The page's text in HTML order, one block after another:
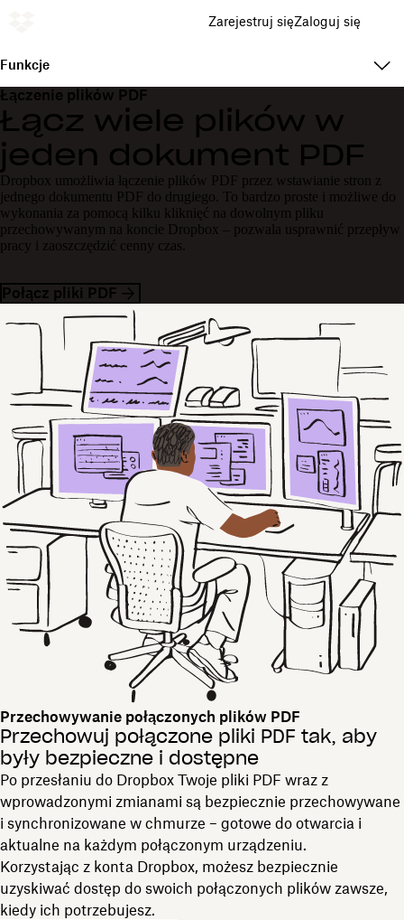
Zarejestruj sięZaloguj się
Funkcje
Łączenie plików PDF
Łącz wiele plików w
jeden dokument PDF
Dropbox umożliwia łączenie plików PDF przez wstawianie stron z
jednego dokumentu PDF do drugiego. To bardzo proste i możliwe do
wykonania za pomocą kilku kliknięć na dowolnym pliku
przechowywanym na koncie Dropbox – pozwala usprawnić przepływ
pracy i zaoszczędzić cenny czas.
Połącz pliki PDF
Przechowywanie połączonych plików PDF
Przechowuj połączone pliki PDF tak, aby
były bezpieczne i dostępne
Po przesłaniu do Dropbox Twoje pliki PDF wraz z
wprowadzonymi zmianami są bezpiecznie przechowywane
i synchronizowane w chmurze – gotowe do otwarcia i
aktualne na każdym połączonym urządzeniu.
Korzystając z konta Dropbox, możesz bezpiecznie
uzyskiwać dostęp do swoich połączonych plików zawsze,
kiedy ich potrzebujesz.